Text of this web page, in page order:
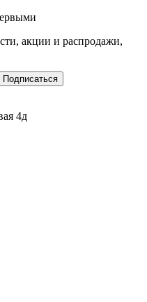
акции и распродажи,
Подписаться
4д